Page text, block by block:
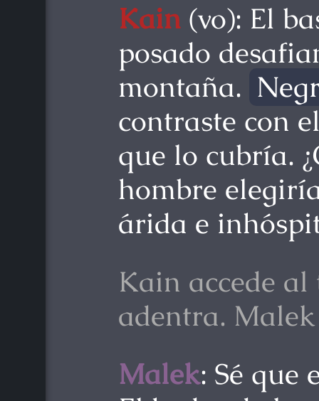
Kain (vo): El
posado
montaña.
contraste con
que lo cubría.
hombre
árida e
Kain accede al
adentra.
Malek: Sé que